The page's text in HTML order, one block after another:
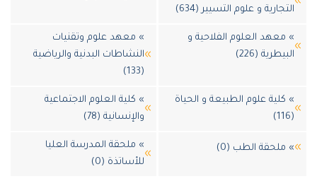
التجارية و علوم التسيير (634)
» معهد العلوم الفلاحية و
البيطرية (226)
» معهد علوم وتقنيات
النشاطات البدنية والرياضية
(133)
» كلية علوم الطبيعة و الحياة
(116)
» كلية العلوم الاجتماعية
والإنسانية (78)
» ملحقة الطب (0)
» ملحقة المدرسة العليا
للأساتذة (0)